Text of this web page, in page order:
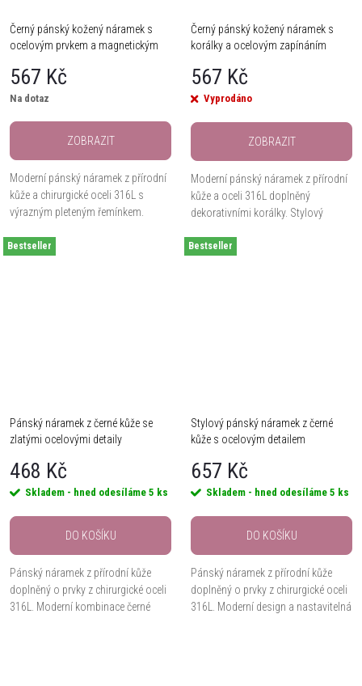
Černý pánský kožený náramek s
ocelovým prvkem a magnetickým
567 Kč
Na dotaz
ZOBRAZIT
Moderní pánský náramek z přírodní
kůže a chirurgické oceli 316L s
výrazným pleteným řemínkem.
zajišťuje pohodlné nošení.
Černý pánský kožený náramek s
korálky a ocelovým zapínáním
567 Kč
Vyprodáno
ZOBRAZIT
Moderní pánský náramek z přírodní
kůže a oceli 316L doplněný
dekorativními korálky. Stylový
23 cm.
Bestseller
Pánský náramek z černé kůže se
zlatými ocelovými detaily
468 Kč
Skladem - hned odesíláme 5 ks
DO KOŠÍKU
Pánský náramek z přírodní kůže
doplněný o prvky z chirurgické oceli
316L. Moderní kombinace černé
Bestseller
Stylový pánský náramek z černé
kůže s ocelovým detailem
657 Kč
Skladem - hned odesíláme 5 ks
DO KOŠÍKU
Pánský náramek z přírodní kůže
doplněný o prvky z chirurgické oceli
316L. Moderní design a nastavitelná